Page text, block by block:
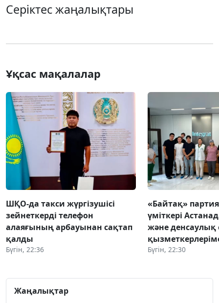
Серіктес жаңалықтары
Ұқсас мақалалар
ШҚО-да такси жүргізушісі
зейнеткерді телефон
алаяғының арбауынан сақтап
қалды
Бүгін, 22:36
«Байтақ»
үміткері
және денсаулық
Бүгін, 22:30
Жаңалықтар